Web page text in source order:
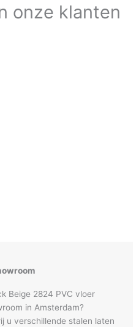
onze klanten
Beige 2824 PVC vloer
in Amsterdam?
u verschillende stalen laten